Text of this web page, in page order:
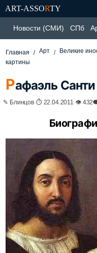
ART-ASSORTY
Новости (СМИ) СПб
Главная Арт Великие
картины
Рафаэль
✎ Блинцов ⏱ 22.04.2011 👁 432